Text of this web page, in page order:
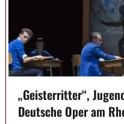
„Geisterritter“,
Deutsche Oper am